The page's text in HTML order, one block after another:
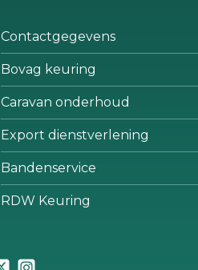
Contactgegevens
Bovag keuring
Caravan onderhoud
Export dienstverlening
Bandenservice
RDW Keuring